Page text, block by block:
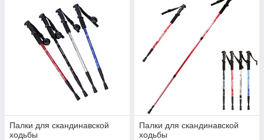
Палки для скандинавской
ходьбы
Палки для скандинавской
ходьбы